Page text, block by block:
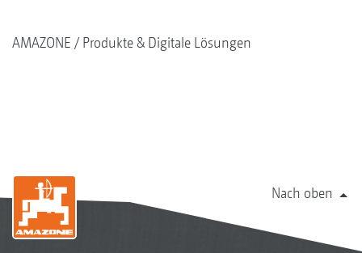
AMAZONE Produkte & Digitale Lösungen
Nach oben